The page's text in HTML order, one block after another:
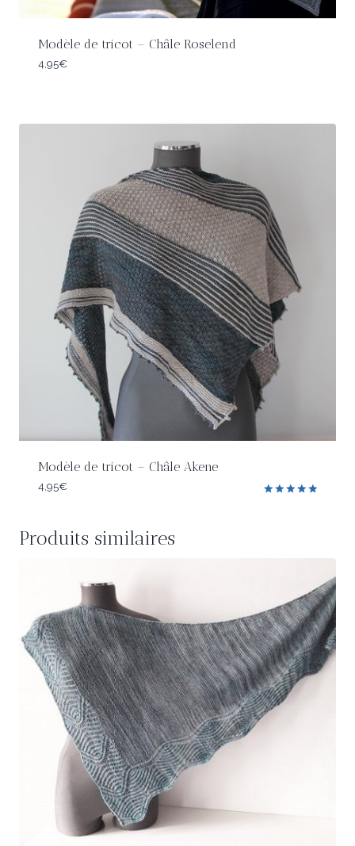
Modèle de tricot – Châle Roselend
4,95€
Modèle de tricot – Châle Akene
4,95€
Produits similaires